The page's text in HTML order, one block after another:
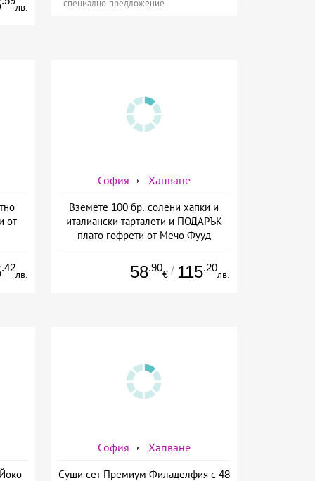
лв. специално предложение
от
.42
лв.
София Хапване
Вземете 100 бр. солени хапки и
италиански тарталети и ПОДАРЪК
плато гофрети от Мечо Фууд
58.90
€ / 115.20
лв.
София Хапване
Суши сет Премиум Филаделфия с 48